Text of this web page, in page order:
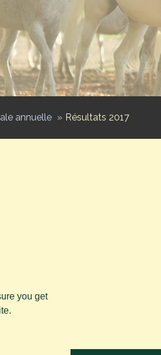
annuelle Résultats 2017
you get